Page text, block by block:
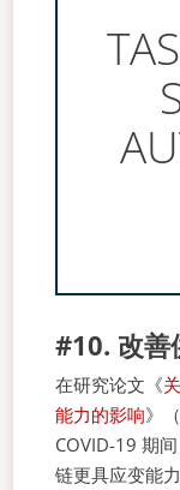
#10. 改善
在研究论文《
能力的影响》
COVID-19 期
链更具应变能